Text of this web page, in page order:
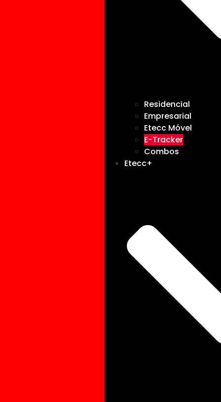
Residencial
Empresarial
Etecc Móvel
E-Tracker
Combos
Etecc+